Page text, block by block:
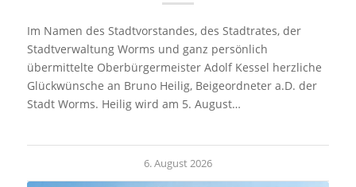
Im Namen des Stadtvorstandes, des Stadtrates, der
Stadtverwaltung Worms und ganz persönlich
übermittelte Oberbürgermeister Adolf Kessel herzliche
Glückwünsche an Bruno Heilig, Beigeordneter a.D. der
Stadt Worms. Heilig wird am 5. August…
6. August 2026